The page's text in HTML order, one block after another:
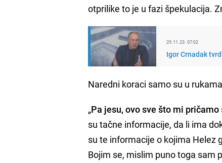
otprilike to je u fazi špekulacija.
29.11.23. 07:02
Igor Crnadak
Naredni koraci samo su u
„Pa jesu, ovo sve što mi
su tačne informacije, da li ima
su te informacije o kojima Helez
Bojim se, mislim puno toga sam